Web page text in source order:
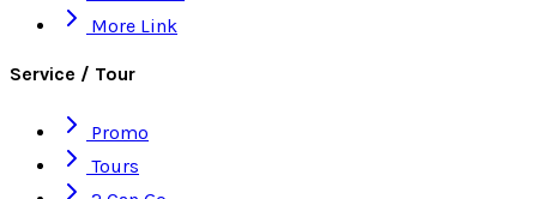
More Link
Service / Tour
Promo
Tours